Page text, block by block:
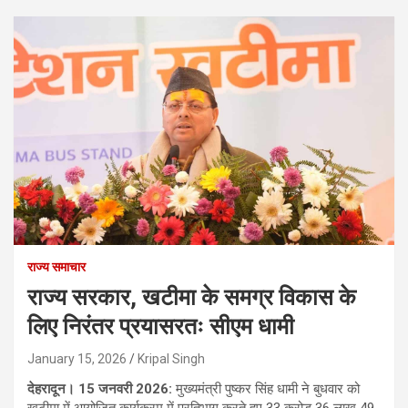
राज्य समाचार
राज्य सरकार, खटीमा के समग्र विकास के
लिए निरंतर प्रयासरतः सीएम धामी
January 15, 2026 Kripal Singh
देहरादून। 15 जनवरी 2026: मुख्यमंत्री पुष्कर सिंह धामी ने बुधवार को